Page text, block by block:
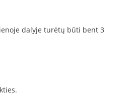
dalyje turėtų būti bent 3